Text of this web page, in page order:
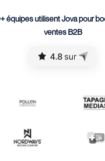
équipes utilisent Jova pour
ventes B2B